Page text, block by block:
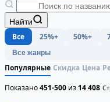
Найти
Все 25%+ 50%+
Популярные Скидка Цена
Показано451-500 из14 408